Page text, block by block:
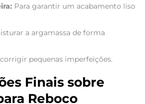
Para garantir um acabamento liso
a argamassa de forma
corrigir pequenas imperfeições.
Finais sobre
Reboco